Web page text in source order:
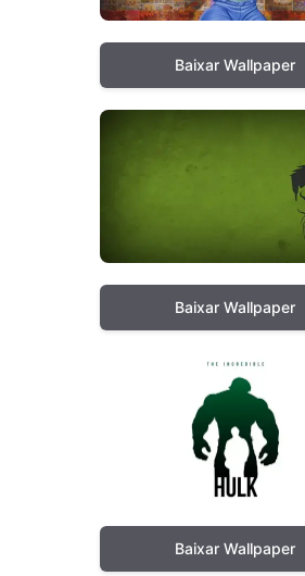
Baixar Wallpaper
Baixar Wallpaper
Baixar Wallpaper